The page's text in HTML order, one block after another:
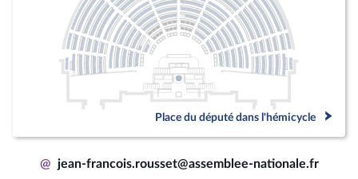
Place du député dans l'hémicycle
@ jean-francois.rousset@assemblee-nationale.fr